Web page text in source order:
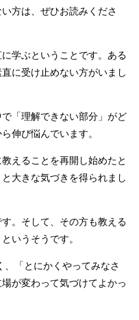
方は、ぜひお読みくださ
学ぶということです。ある
に受け止めない方がいまし
「理解できない部分」がど
伸び悩んでいます。
えることを再開し始めたと
大きな気づきを得られまし
。そして、その方も教える
いうそうです。
「とにかくやってみなさ
が変わって気づけてよかっ